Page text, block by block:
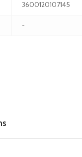
3600120107145
-